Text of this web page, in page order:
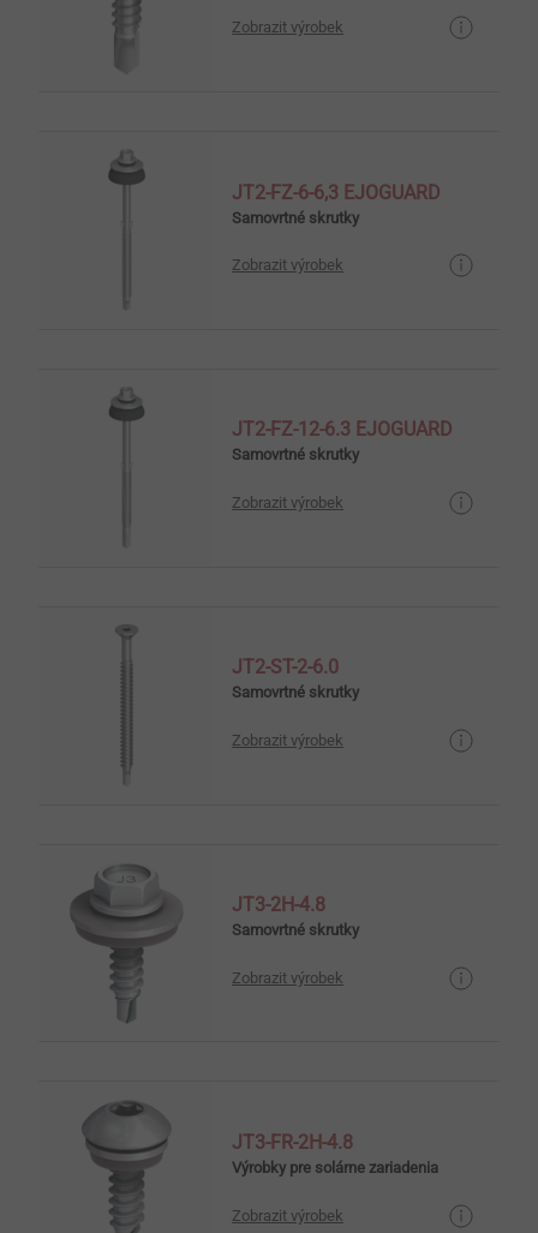
Zobrazit výrobek
JT2-FZ-6-6,3 EJOGUARD
Samovrtné skrutky
Zobrazit výrobek
JT2-FZ-12-6.3 EJOGUARD
Samovrtné skrutky
Zobrazit výrobek
JT2-ST-2-6.0
Samovrtné skrutky
Zobrazit výrobek
JT3-2H-4.8
Samovrtné skrutky
Zobrazit výrobek
JT3-FR-2H-4.8
Výrobky pre solárne zariadenia
Zobrazit výrobek